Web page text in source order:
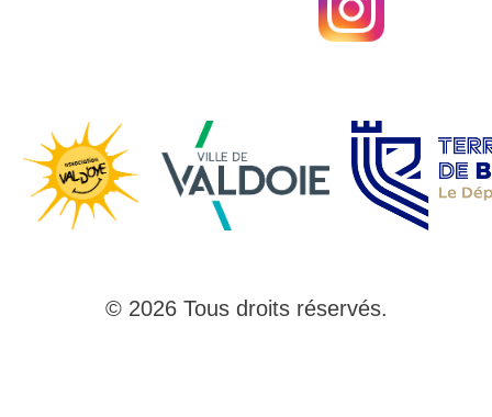
© 2026 Tous droits réservés.